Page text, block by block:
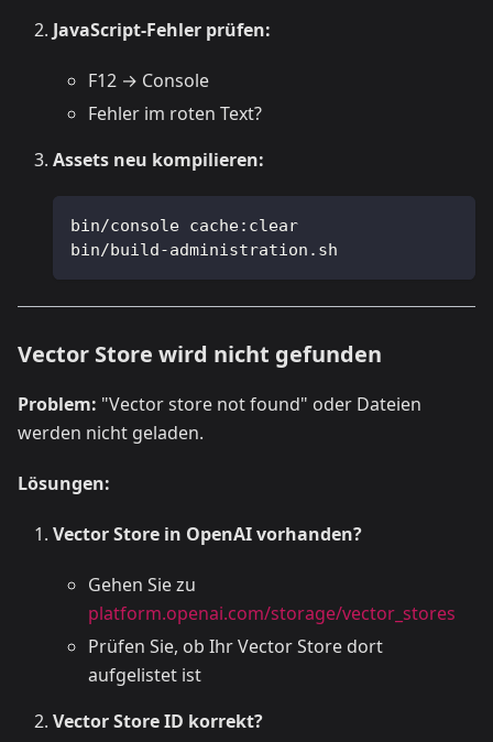
JavaScript-Fehler prüfen:
F12 → Console
Fehler im roten Text?
Assets neu kompilieren:
bin/console cache:clear
bin/build-administration.sh
Vector Store wird nicht gefunden
Problem: "Vector store not found" oder Dateien
werden nicht geladen.
Lösungen:
Vector Store in OpenAI vorhanden?
Gehen Sie zu
platform.openai.com/storage/vector_stores
Prüfen Sie, ob Ihr Vector Store dort
aufgelistet ist
Vector Store ID korrekt?